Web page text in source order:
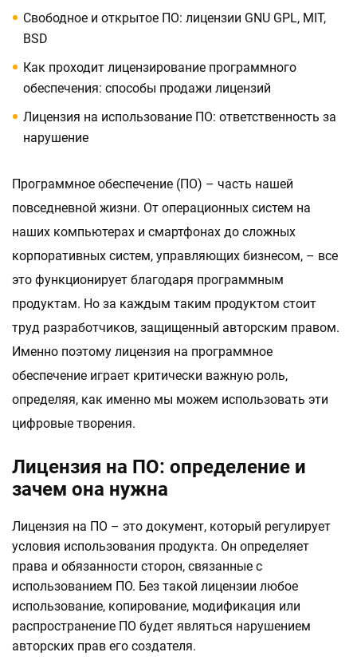
Свободное и открытое ПО: лицензии GNU GPL, MIT,
BSD
Как проходит лицензирование программного
обеспечения: способы продажи лицензий
Лицензия на использование ПО: ответственность за
нарушение
Программное обеспечение (ПО) – часть нашей
повседневной жизни. От операционных систем на
наших компьютерах и смартфонах до сложных
корпоративных систем, управляющих бизнесом, – все
это функционирует благодаря программным
продуктам. Но за каждым таким продуктом стоит
труд разработчиков, защищенный авторским правом.
Именно поэтому лицензия на программное
обеспечение играет критически важную роль,
определяя, как именно мы можем использовать эти
цифровые творения.
Лицензия на ПО: определение и
зачем она нужна
Лицензия на ПО – это документ, который регулирует
условия использования продукта. Он определяет
права и обязанности сторон, связанные с
использованием ПО. Без такой лицензии любое
использование, копирование, модификация или
распространение ПО будет являться нарушением
авторских прав его создателя.